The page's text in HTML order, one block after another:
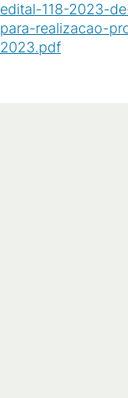
edital-118-2023-
para-realizacao-
2023.pdf